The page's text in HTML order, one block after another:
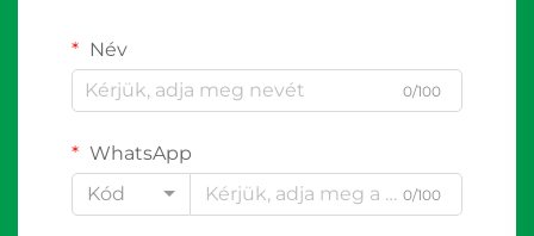
Név
0/100
WhatsApp
Kód
0/100